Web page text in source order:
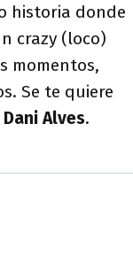
historia donde
crazy (loco)
momentos,
Se te quiere
Dani Alves.